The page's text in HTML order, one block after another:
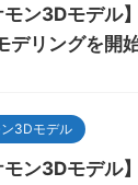
モン3Dモデル
デリングを開
3Dモデル
モン3Dモデル